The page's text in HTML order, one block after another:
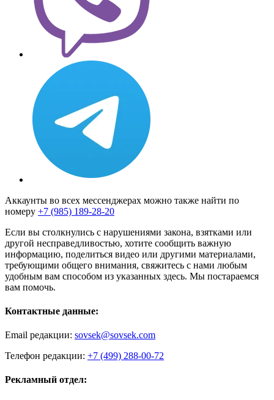
Аккаунты во всех мессенджерах можно также найти по
номеру +7 (985) 189-28-20
Если вы столкнулись с нарушениями закона, взятками или
другой несправедливостью, хотите сообщить важную
информацию, поделиться видео или другими материалами,
требующими общего внимания, свяжитесь с нами любым
удобным вам способом из указанных здесь. Мы постараемся
вам помочь.
Контактные данные:
Email редакции: sovsek@sovsek.com
Телефон редакции: +7 (499) 288-00-72
Рекламный отдел: